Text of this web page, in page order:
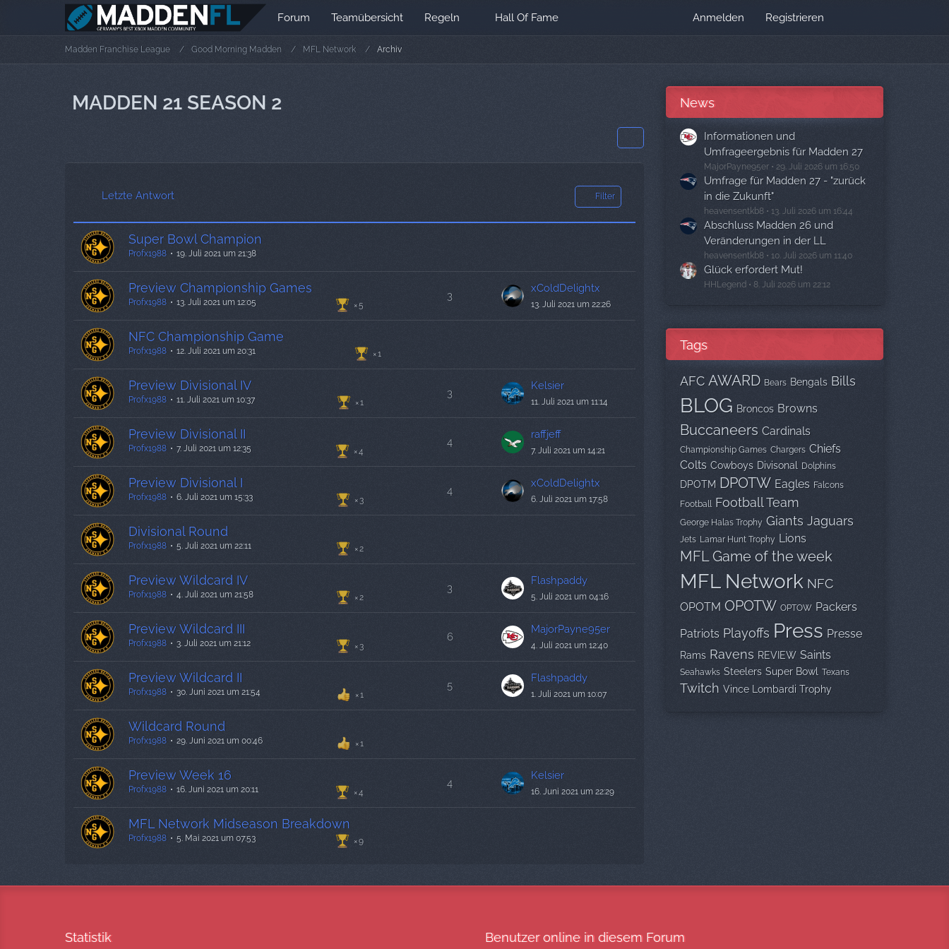
Forum Teamübersicht Regeln Hall Of Fame Anmelden Registrieren
Madden Franchise League Good Morning Madden MFL Network Archiv
MADDEN 21 SEASON 2
Letzte Antwort Filter
Super Bowl Champion
Profx1988 19. Juli 2021 um 21:38
Preview Championship Games
5
Profx1988 13. Juli 2021 um 12:05 3
xColdDelightx
13. Juli 2021 um 22:26
NFC Championship Game
1
Profx1988 12. Juli 2021 um 20:31
Preview Divisional IV
1
Profx1988 11. Juli 2021 um 10:37 3
Kelsier
11. Juli 2021 um 11:14
Preview Divisional II
4
Profx1988 7. Juli 2021 um 12:35 4
raffjeff
7. Juli 2021 um 14:21
Preview Divisional I
3
Profx1988 6. Juli 2021 um 15:33 4
xColdDelightx
6. Juli 2021 um 17:58
Divisional Round
2
Profx1988 5. Juli 2021 um 22:11
Preview Wildcard IV
2
Profx1988 4. Juli 2021 um 21:58 3
Flashpaddy
5. Juli 2021 um 04:16
Preview Wildcard III
3
Profx1988 3. Juli 2021 um 21:12 6
MajorPayne95er
4. Juli 2021 um 12:40
Preview Wildcard II
1
Profx1988 30. Juni 2021 um 21:54 5
Flashpaddy
1. Juli 2021 um 10:07
Wildcard Round
1
Profx1988 29. Juni 2021 um 00:46
Preview Week 16
4
Profx1988 16. Juni 2021 um 20:11 4
Kelsier
16. Juni 2021 um 22:29
MFL Network Midseason Breakdown
9
Profx1988 5. Mai 2021 um 07:53
News
Informationen und
Umfrageergebnis für Madden 27
MajorPayne95er 29. Juli 2026 um 16:50
Umfrage für Madden 27 - "zurück
in die Zukunft"
heavensentkb8 13. Juli 2026 um 16:44
Abschluss Madden 26 und
Veränderungen in der LL
heavensentkb8 10. Juli 2026 um 11:40
Glück erfordert Mut!
HHLegend 8. Juli 2026 um 22:12
Tags
AFC AWARD Bears Bengals Bills
BLOG Broncos Browns
Buccaneers Cardinals
Championship Games Chargers Chiefs
Colts Cowboys Divisonal Dolphins
DPOTM DPOTW Eagles Falcons
Football Football Team
George Halas Trophy Giants Jaguars
Jets Lamar Hunt Trophy Lions
MFL Game of the week
MFL Network NFC
OPOTM OPOTW OPTOW Packers
Patriots Playoffs Press Presse
Rams Ravens REVIEW Saints
Seahawks Steelers Super Bowl Texans
Twitch Vince Lombardi Trophy
Statistik Benutzer online in diesem Forum